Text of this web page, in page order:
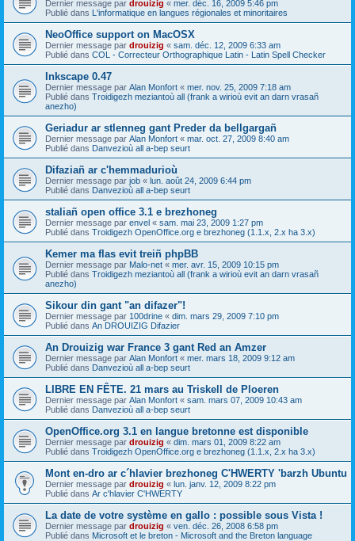
Dernier message par drouizig « mer. déc. 16, 2009 5:46 pm
Publié dans L'informatique en langues régionales et minoritaires
NeoOffice support on MacOSX
Dernier message par drouizig « sam. déc. 12, 2009 6:33 am
Publié dans COL - Correcteur Orthographique Latin - Latin Spell Checker
Inkscape 0.47
Dernier message par Alan Monfort « mer. nov. 25, 2009 7:18 am
Publié dans Troidigezh meziantoù all (frank a wirioù evit an darn vrasañ
anezho)
Geriadur ar stlenneg gant Preder da bellgargañ
Dernier message par Alan Monfort « mar. oct. 27, 2009 8:40 am
Publié dans Danvezioù all a-bep seurt
Difaziañ ar c'hemmadurioù
Dernier message par job « lun. août 24, 2009 6:44 pm
Publié dans Danvezioù all a-bep seurt
staliañ open office 3.1 e brezhoneg
Dernier message par envel « sam. mai 23, 2009 1:27 pm
Publié dans Troidigezh OpenOffice.org e brezhoneg (1.1.x, 2.x ha 3.x)
Kemer ma flas evit treiñ phpBB
Dernier message par Malo-net « mer. avr. 15, 2009 10:15 pm
Publié dans Troidigezh meziantoù all (frank a wirioù evit an darn vrasañ
anezho)
Sikour din gant "an difazer"!
Dernier message par 100drine « dim. mars 29, 2009 7:10 pm
Publié dans An DROUIZIG Difazier
An Drouizig war France 3 gant Red an Amzer
Dernier message par Alan Monfort « mer. mars 18, 2009 9:12 am
Publié dans Danvezioù all a-bep seurt
LIBRE EN FÊTE. 21 mars au Triskell de Ploeren
Dernier message par Alan Monfort « sam. mars 07, 2009 10:43 am
Publié dans Danvezioù all a-bep seurt
OpenOffice.org 3.1 en langue bretonne est disponible
Dernier message par drouizig « dim. mars 01, 2009 8:22 am
Publié dans Troidigezh OpenOffice.org e brezhoneg (1.1.x, 2.x ha 3.x)
Mont en-dro ar c´hlavier brezhoneg C'HWERTY 'barzh Ubuntu
Dernier message par drouizig « lun. janv. 12, 2009 8:22 pm
Publié dans Ar c'hlavier C'HWERTY
La date de votre système en gallo : possible sous Vista !
Dernier message par drouizig « ven. déc. 26, 2008 6:58 pm
Publié dans Microsoft et le breton - Microsoft and the Breton language